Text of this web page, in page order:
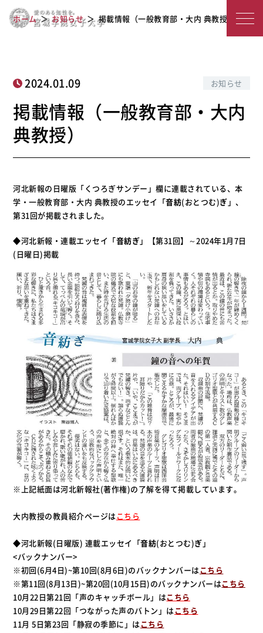
宮
女
大
掲載情報（一般教育部・大内 典教授）
ホーム お知らせ 掲載情報（一般教育部・大内 典教授）
2024.01.09 お知らせ
掲載情報（一般教育部・大内
典教授）
河北新報の日曜版「くつろぎサンデー」欄に連載されている、本
学・一般教育部・大内 典教授のエッセイ「音紡(おとつむ)ぎ 」、
第31回が掲載されました。
◆河北新報・連載エッセイ「音紡ぎ」【第31回】～2024年1月7日
(日曜日)掲載
※上記紙面は河北新報社(著作権)の了解を得て掲載しています。
大内教授の教員紹介ページはこちら
◆河北新報(日曜版) 連載エッセイ「音紡(おとつむ)ぎ 」
<バックナンバー>
※初回(6月4日)~第10回(8月6日)のバックナンバーはこちら
※第11回(8月13日)~第20回(10月15日)のバックナンバーはこちら
10月22日第21回「声のキャッチボール」はこちら
10月29日第22回「つながった声のバトン」はこちら
11月 5日第23回「静寂の季節に」はこちら